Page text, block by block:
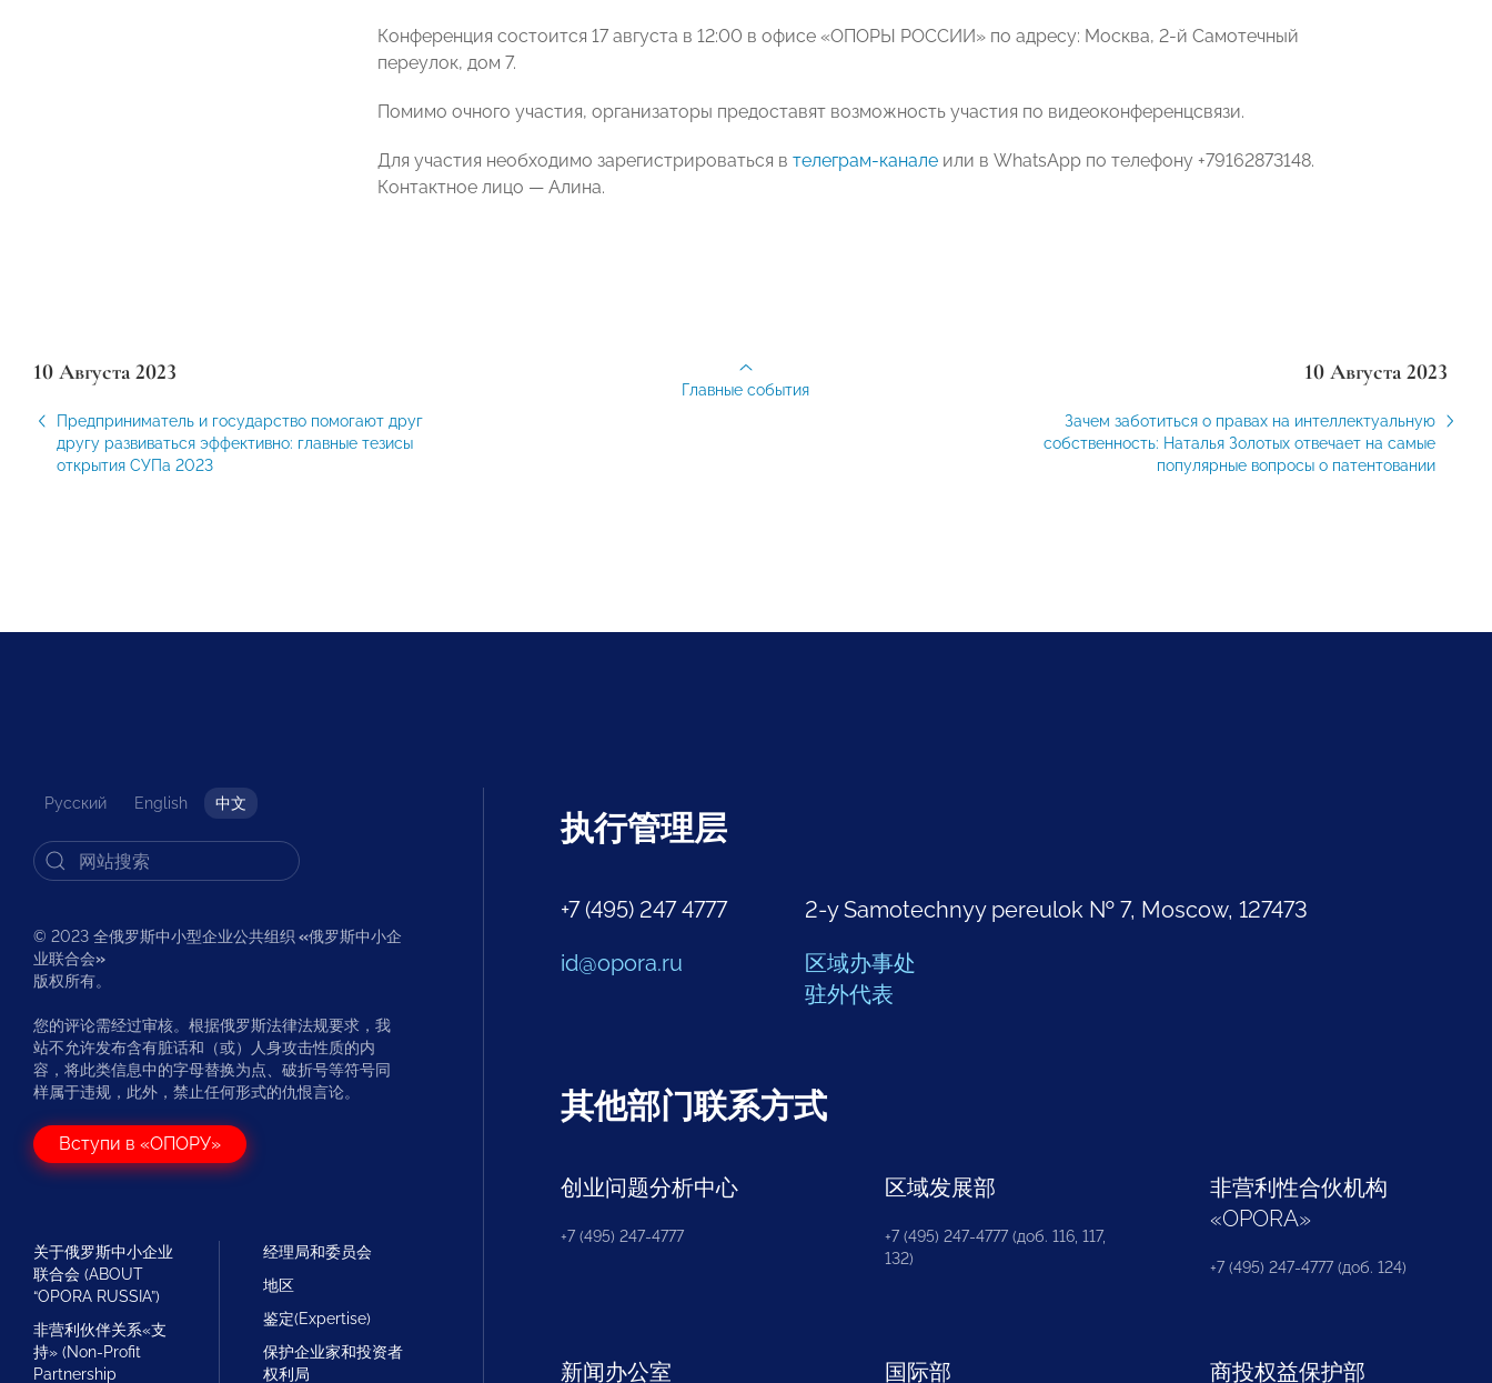
Конференция состоится 17 августа в 12:00 в офисе «ОПОРЫ РОССИИ» по адресу: Москва, 2-й Самотечный
переулок, дом 7.
Помимо очного участия, организаторы предоставят возможность участия по видеоконференцсвязи.
Для участия необходимо зарегистрироваться в телеграм-канале или в WhatsApp по телефону +79162873148.
Контактное лицо — Алина.
10 Августа 2023
Предприниматель и государство помогают друг
другу развиваться эффективно: главные тезисы
открытия СУПа 2023
10 Августа 2023
Зачем заботиться о правах на интеллектуальную
собственность: Наталья Золотых отвечает на самые
популярные вопросы о патентовании
Главные события
Русский English 中文
© 2023 全俄罗斯中小型企业公共组织 «俄罗斯中小企
业联合会»
版权所有。
您的评论需经过审核。根据俄罗斯法律法规要求，我
站不允许发布含有脏话和（或）人身攻击性质的内
容，将此类信息中的字母替换为点、破折号等符号同
样属于违规，此外，禁止任何形式的仇恨言论。
Вступи в «ОПОРУ»
关于俄罗斯中小企业
联合会 (ABOUT
“OPORA RUSSIA”)
非营利伙伴关系«支
持» (Non-Profit
Partnership
经理局和委员会
地区
鉴定(Expertise)
保护企业家和投资者
权利局
执行管理层
+7 (495) 247 4777
id@opora.ru
2-y Samotechnyy pereulok № 7, Moscow, 127473
区域办事处
驻外代表
其他部门联系方式
创业问题分析中心
+7 (495) 247-4777
区域发展部
+7 (495) 247-4777 (доб. 116, 117,
132)
非营利性合伙机构
«OPORA»
+7 (495) 247-4777 (доб. 124)
新闻办公室 国际部 商投权益保护部